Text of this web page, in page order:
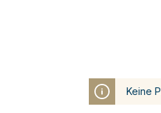
Keine